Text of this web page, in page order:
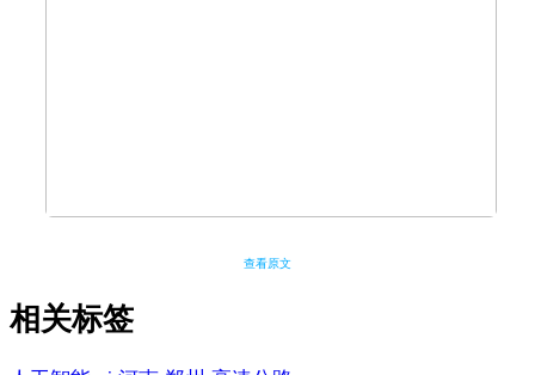
查看原文
相关标签